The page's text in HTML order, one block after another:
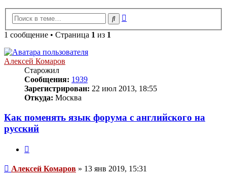
Поиск
1 сообщение • Страница 1 из 1
Алексей Комаров
Старожил
Сообщения: 1939
Зарегистрирован: 22 июл 2013, 18:55
Откуда: Москва
Как поменять язык форума с английского на
русский
Сообщение
Алексей Комаров » 13 янв 2019, 15:31